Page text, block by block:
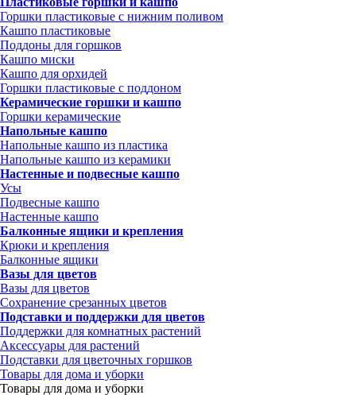
Горшки пластиковые с нижним поливом
Кашпо пластиковые
Поддоны для горшков
Кашпо миски
Кашпо для орхидей
Горшки пластиковые с поддоном
Керамические горшки и кашпо
Горшки керамические
Напольные кашпо
Напольные кашпо из пластика
Напольные кашпо из керамики
Настенные и подвесные кашпо
Усы
Подвесные кашпо
Настенные кашпо
Балконные ящики и крепления
Крюки и крепления
Балконные ящики
Вазы для цветов
Вазы для цветов
Сохранение срезанных цветов
Подставки и поддержки для цветов
Поддержки для комнатных растений
Аксессуары для растений
Подставки для цветочных горшков
Товары для дома и уборки
Товары для дома и уборки